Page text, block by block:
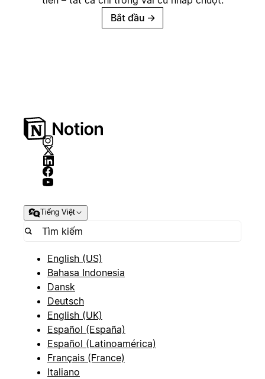
Bắt đầu →
Tiếng Việt
English (US)
Bahasa Indonesia
Dansk
Deutsch
English (UK)
Español (España)
Español (Latinoamérica)
Français (France)
Italiano